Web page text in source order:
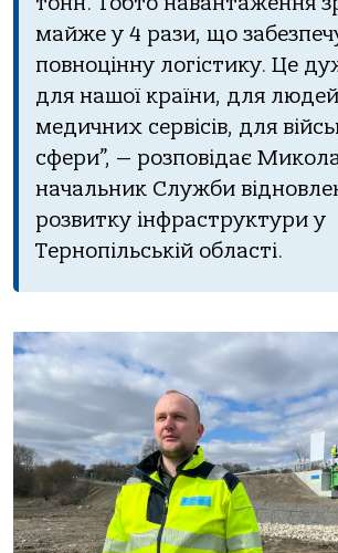
майже у 4 рази, що
повноцінну логістику. Це
для нашої країни, для
медичних сервісів, для
сфери”, — розповідає
начальник Служби
розвитку інфраструктури у
Тернопільській області.